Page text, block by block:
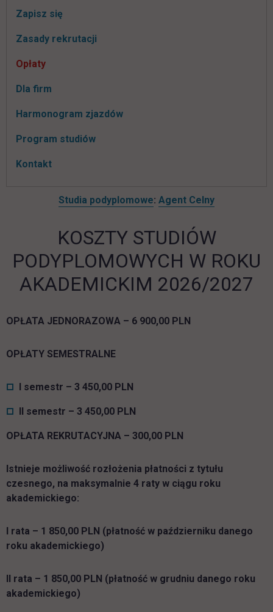
Zapisz się
Zasady rekrutacji
Opłaty
Dla firm
Harmonogram zjazdów
Program studiów
Kontakt
Studia podyplomowe: Agent Celny
KOSZTY STUDIÓW
PODYPLOMOWYCH W ROKU
AKADEMICKIM 2026/2027
OPŁATA JEDNORAZOWA – 6 900,00 PLN
OPŁATY SEMESTRALNE
I semestr – 3 450,00 PLN
II semestr – 3 450,00 PLN
OPŁATA REKRUTACYJNA – 300,00 PLN
Istnieje możliwość rozłożenia płatności z tytułu
czesnego, na maksymalnie 4 raty w ciągu roku
akademickiego:
I rata – 1 850,00 PLN (płatność w październiku danego
roku akademickiego)
II rata – 1 850,00 PLN (płatność w grudniu danego roku
akademickiego)